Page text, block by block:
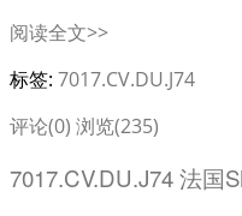
阅读全文>>
标签: 7017.CV.DU.J74
评论(0) 浏览(235)
7017.CV.DU.J74 法国